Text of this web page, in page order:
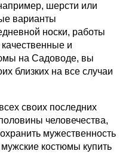
шерсти или
варианты
носки, работы
и
на Садоводе, вы
близких на все случаи
своих последних
человечества,
мужественность
костюмы купить